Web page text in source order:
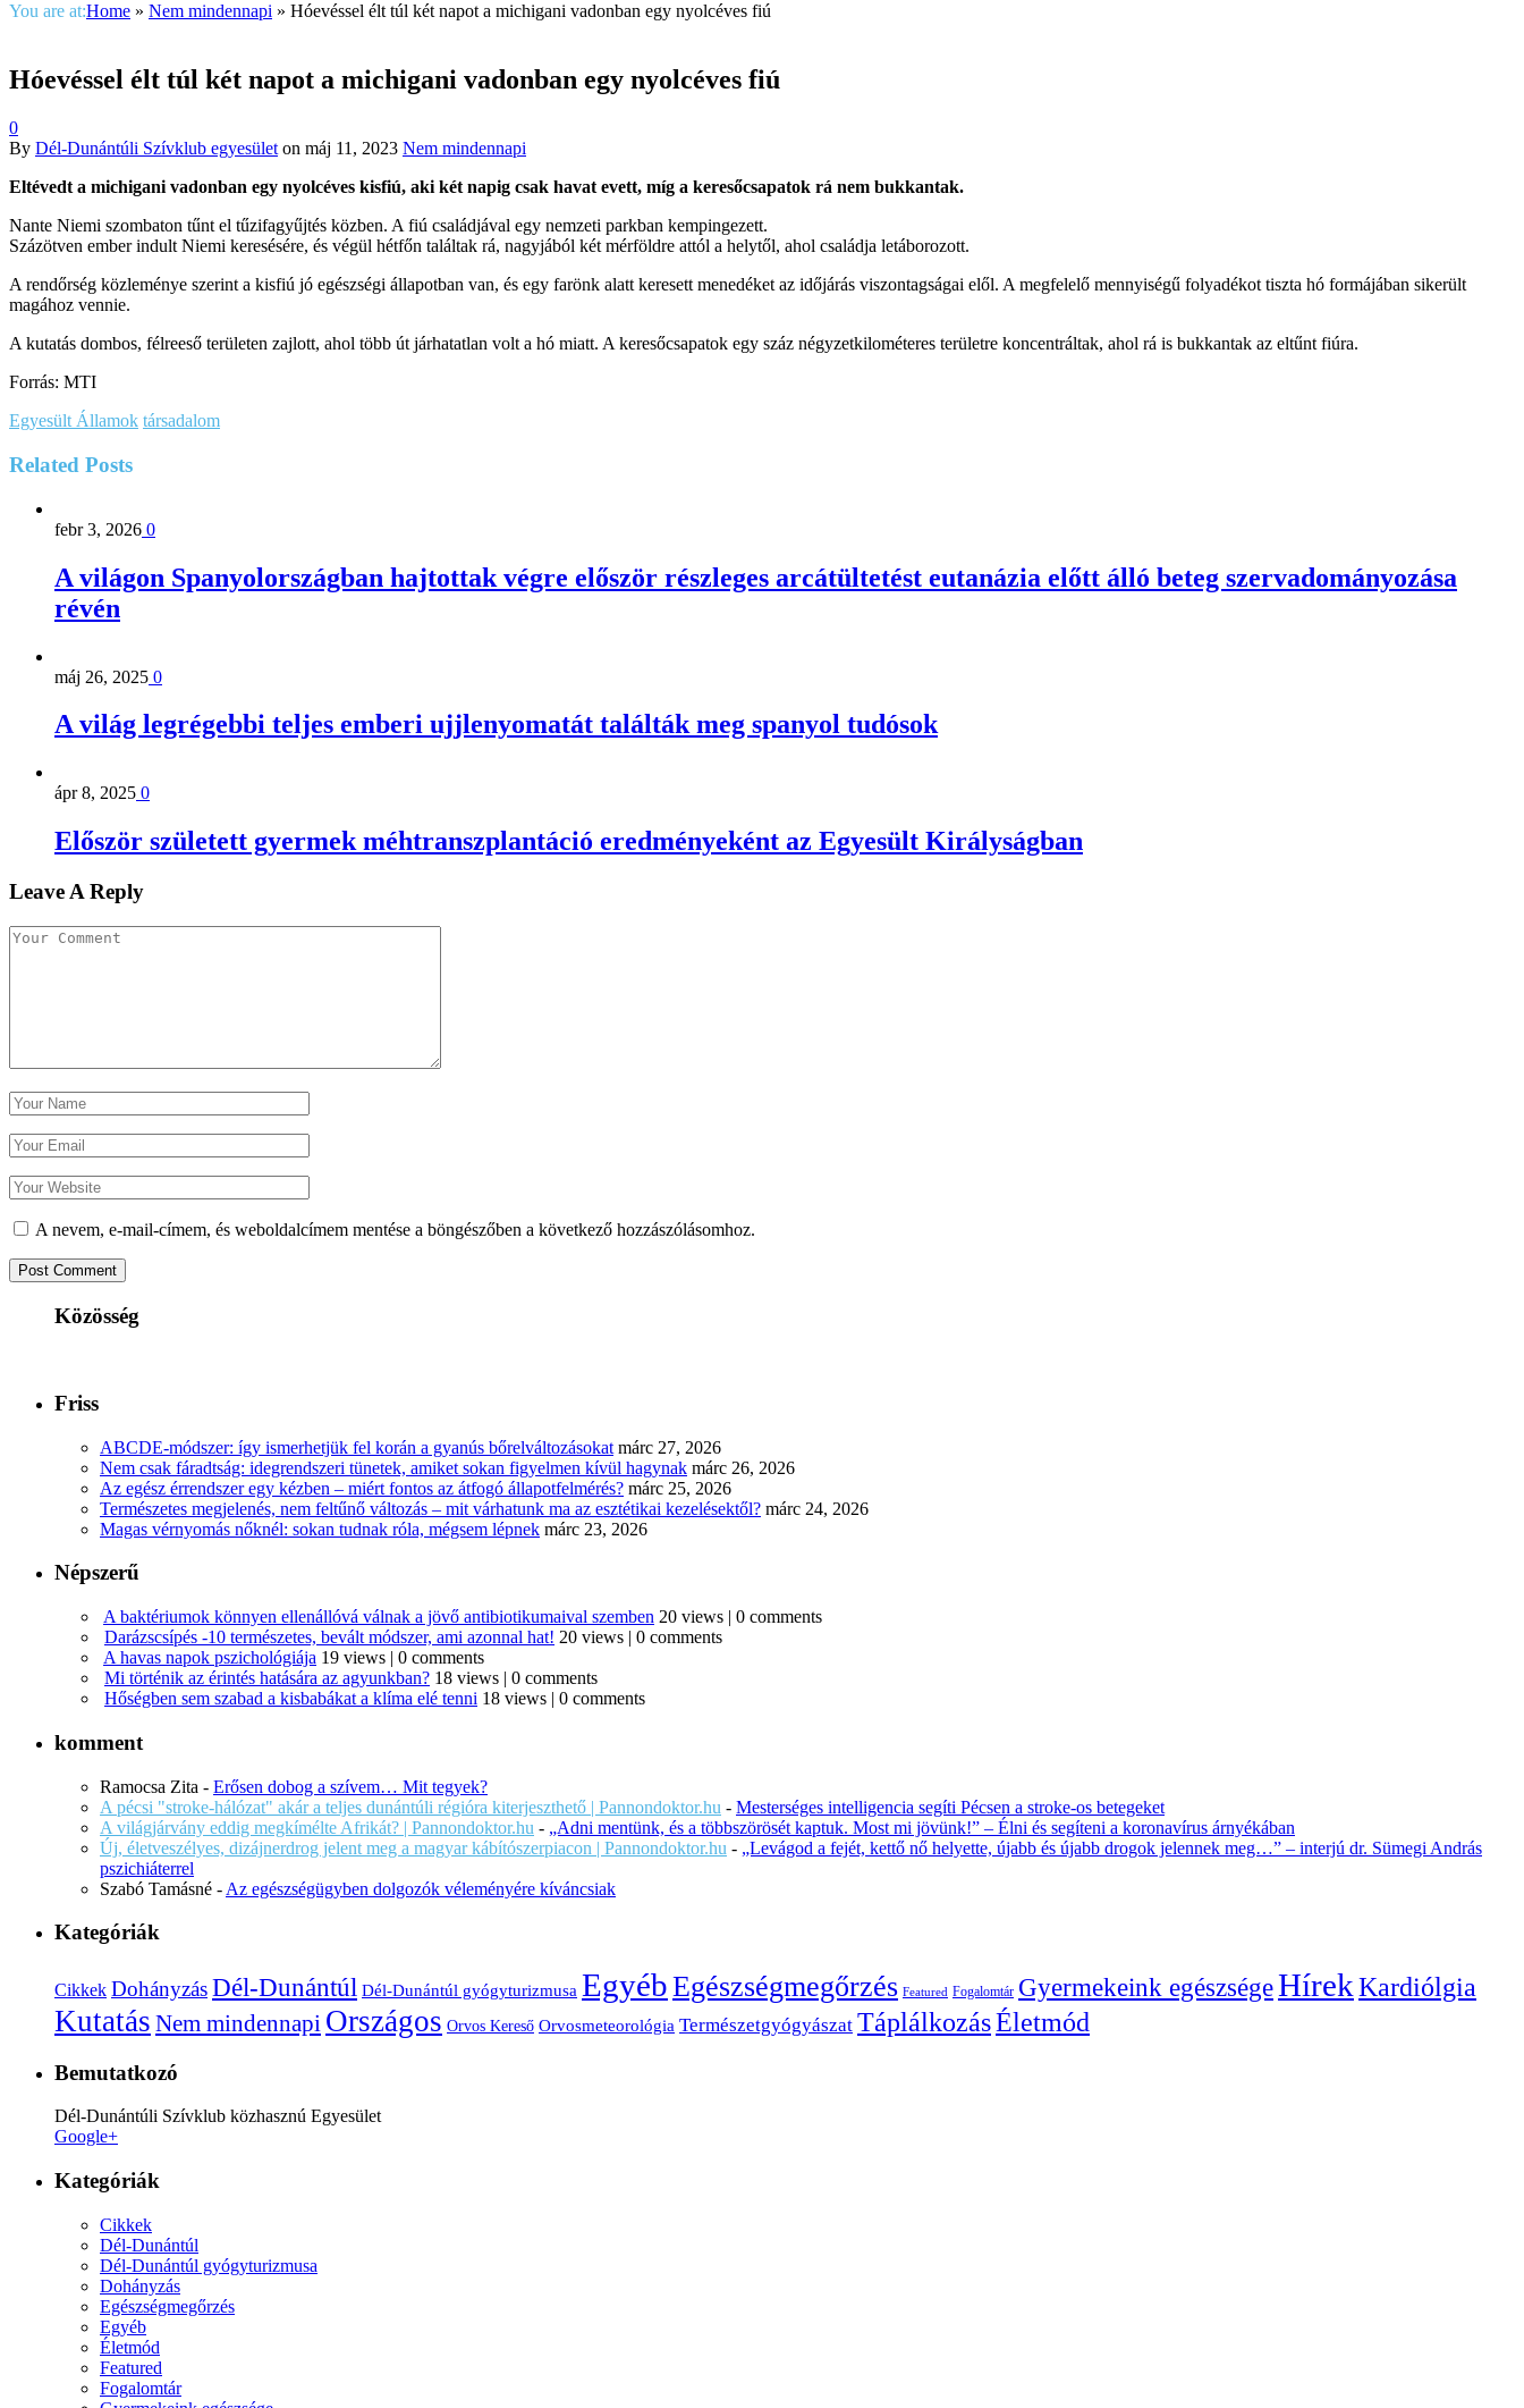
You are at:Home » Nem mindennapi » Hóevéssel élt túl két napot a michigani vadonban egy nyolcéves fiú
Hóevéssel élt túl két napot a michigani vadonban egy nyolcéves fiú
0
By Dél-Dunántúli Szívklub egyesület on máj 11, 2023 Nem mindennapi
Eltévedt a michigani vadonban egy nyolcéves kisfiú, aki két napig csak havat evett, míg a keresőcsapatok rá nem bukkantak.
Nante Niemi szombaton tűnt el tűzifagyűjtés közben. A fiú családjával egy nemzeti parkban kempingezett.
Százötven ember indult Niemi keresésére, és végül hétfőn találtak rá, nagyjából két mérföldre attól a helytől, ahol családja letáborozott.
A rendőrség közleménye szerint a kisfiú jó egészségi állapotban van, és egy farönk alatt keresett menedéket az időjárás viszontagságai elől. A megfelelő mennyiségű folyadékot tiszta hó formájában sikerült
magához vennie.
A kutatás dombos, félreeső területen zajlott, ahol több út járhatatlan volt a hó miatt. A keresőcsapatok egy száz négyzetkilométeres területre koncentráltak, ahol rá is bukkantak az eltűnt fiúra.
Forrás: MTI
Egyesült Államok társadalom
Related Posts
febr 3, 2026 0
A világon Spanyolországban hajtottak végre először részleges arcátültetést eutanázia előtt álló beteg szervadományozása
révén
máj 26, 2025 0
A világ legrégebbi teljes emberi ujjlenyomatát találták meg spanyol tudósok
ápr 8, 2025 0
Először született gyermek méhtranszplantáció eredményeként az Egyesült Királyságban
Leave A Reply
A nevem, e-mail-címem, és weboldalcímem mentése a böngészőben a következő hozzászólásomhoz.
Közösség
Friss
ABCDE‑módszer: így ismerhetjük fel korán a gyanús bőrelváltozásokat márc 27, 2026
Nem csak fáradtság: idegrendszeri tünetek, amiket sokan figyelmen kívül hagynak márc 26, 2026
Az egész érrendszer egy kézben – miért fontos az átfogó állapotfelmérés? márc 25, 2026
Természetes megjelenés, nem feltűnő változás – mit várhatunk ma az esztétikai kezelésektől? márc 24, 2026
Magas vérnyomás nőknél: sokan tudnak róla, mégsem lépnek márc 23, 2026
Népszerű
A baktériumok könnyen ellenállóvá válnak a jövő antibiotikumaival szemben 20 views | 0 comments
Darázscsípés -10 természetes, bevált módszer, ami azonnal hat! 20 views | 0 comments
A havas napok pszichológiája 19 views | 0 comments
Mi történik az érintés hatására az agyunkban? 18 views | 0 comments
Hőségben sem szabad a kisbabákat a klíma elé tenni 18 views | 0 comments
komment
Ramocsa Zita - Erősen dobog a szívem… Mit tegyek?
A pécsi "stroke-hálózat" akár a teljes dunántúli régióra kiterjeszthető | Pannondoktor.hu - Mesterséges intelligencia segíti Pécsen a stroke-os betegeket
A világjárvány eddig megkímélte Afrikát? | Pannondoktor.hu - „Adni mentünk, és a többszörösét kaptuk. Most mi jövünk!” – Élni és segíteni a koronavírus árnyékában
Új, életveszélyes, dizájnerdrog jelent meg a magyar kábítószerpiacon | Pannondoktor.hu - „Levágod a fejét, kettő nő helyette, újabb és újabb drogok jelennek meg…” – interjú dr. Sümegi András
pszichiáterrel
Szabó Tamásné - Az egészségügyben dolgozók véleményére kíváncsiak
Kategóriák
Cikkek DohányzásDél-Dunántúl Dél-Dunántúl gyógyturizmusa EgyébEgészségmegőrzés Featured Fogalomtár Gyermekeink egészségeHírekKardiólgia
Kutatás Nem mindennapi Országos Orvos Kereső Orvosmeteorológia Természetgyógyászat TáplálkozásÉletmód
Bemutatkozó
Dél-Dunántúli Szívklub közhasznú Egyesület
Google+
Kategóriák
Cikkek
Dél-Dunántúl
Dél-Dunántúl gyógyturizmusa
Dohányzás
Egészségmegőrzés
Egyéb
Életmód
Featured
Fogalomtár